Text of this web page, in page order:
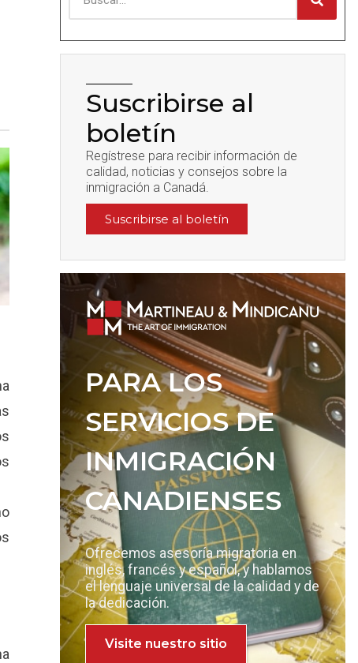
Suscribirse al
boletín
Regístrese para recibir información de
calidad, noticias y consejos sobre la
inmigración a Canadá.
Suscribirse al boletín
PARA LOS
SERVICIOS DE
INMIGRACIÓN
CANADIENSES
Ofrecemos asesoría migratoria en
inglés, francés y español, y hablamos
el lenguaje universal de la calidad y de
la dedicación.
Visite nuestro sitio